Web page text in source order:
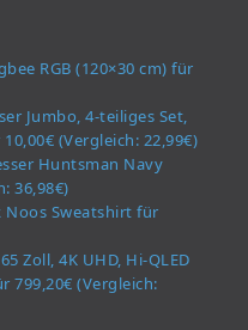
RGB (120×30 cm) für
Jumbo, 4-teiliges Set,
(Vergleich: 22,99€)
Huntsman Navy
36,98€)
Noos Sweatshirt für
Zoll, 4K UHD, Hi-QLED
799,20€ (Vergleich: